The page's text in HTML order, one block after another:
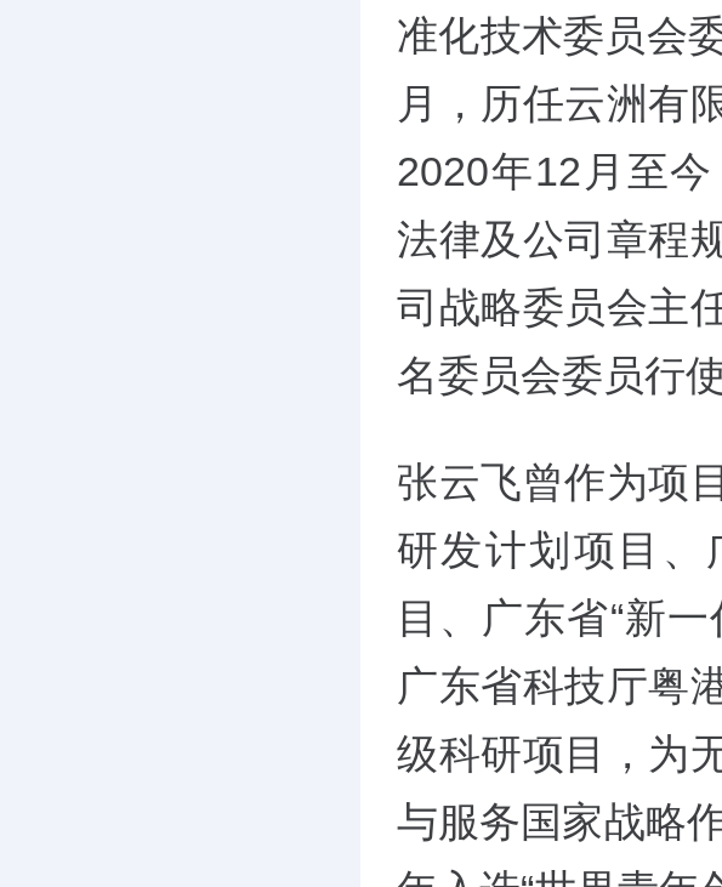
准化技术委员会
月，历任云洲有
2020年12月至
法律及公司章程
司战略委员会主
名委员会委员行
张云飞曾作为项
研发计划项目、
目、广东省“新
广东省科技厅粤
级科研项目，为
与服务国家战略